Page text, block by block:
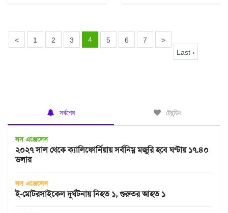
< 1 2 3 4 5 6 7
>
Last ›
সর্বশেষ ট্রেন্ডিং
লস এঞ্জেলেস
২০২৭ সাল থেকে ক্যালিফোর্নিয়ায় সর্বনিম্ন মজুরি হবে ঘণ্টায় ১৭.৪০
ডলার
লস এঞ্জেলেস
ই-মোটরসাইকেল দুর্ঘটনায় নিহত ১, গুরুতর আহত ১